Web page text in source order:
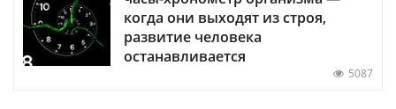
когда они выходят из строя,
развитие человека
останавливается
5087